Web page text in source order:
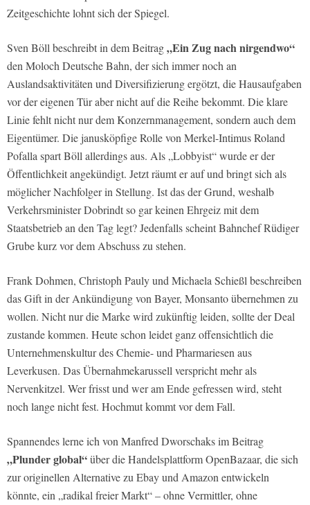
Zeitgeschichte lohnt sich der Spiegel.
Sven Böll beschreibt in dem Beitrag„Ein Zug nach nirgendwo“
den Moloch Deutsche Bahn, der sich immer noch an
Auslandsaktivitäten und Diversifizierung ergötzt, die Hausaufgaben
vor der eigenen Tür aber nicht auf die Reihe bekommt. Die klare
Linie fehlt nicht nur dem Konzernmanagement, sondern auch dem
Eigentümer. Die janusköpfige Rolle von Merkel-Intimus Roland
Pofalla spart Böll allerdings aus. Als „Lobbyist“ wurde er der
Öffentlichkeit angekündigt. Jetzt räumt er auf und bringt sich als
möglicher Nachfolger in Stellung. Ist das der Grund, weshalb
Verkehrsminister Dobrindt so gar keinen Ehrgeiz mit dem
Staatsbetrieb an den Tag legt? Jedenfalls scheint Bahnchef Rüdiger
Grube kurz vor dem Abschuss zu stehen.
Frank Dohmen, Christoph Pauly und Michaela Schießl beschreiben
das Gift in der Ankündigung von Bayer, Monsanto übernehmen zu
wollen. Nicht nur die Marke wird zukünftig leiden, sollte der Deal
zustande kommen. Heute schon leidet ganz offensichtlich die
Unternehmenskultur des Chemie- und Pharmariesen aus
Leverkusen. Das Übernahmekarussell verspricht mehr als
Nervenkitzel. Wer frisst und wer am Ende gefressen wird, steht
noch lange nicht fest. Hochmut kommt vor dem Fall.
Spannendes lerne ich von Manfred Dworschaks im Beitrag
„Plunder global“über die Handelsplattform OpenBazaar, die sich
zur originellen Alternative zu Ebay und Amazon entwickeln
könnte, ein „radikal freier Markt“ – ohne Vermittler, ohne